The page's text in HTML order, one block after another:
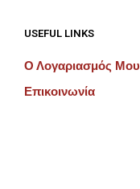
USEFUL LINKS
Ο Λογαριασμός Μου
Επικοινωνία